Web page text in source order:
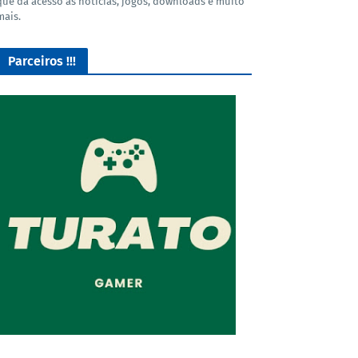
Parceiros !!!